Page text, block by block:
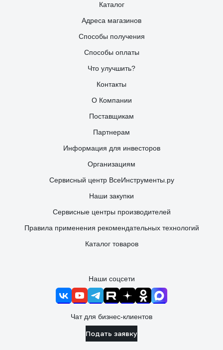
Каталог
Адреса магазинов
Способы получения
Способы оплаты
Что улучшить?
Контакты
О Компании
Поставщикам
Партнерам
Информация для инвесторов
Организациям
Сервисный центр ВсеИнструменты.ру
Наши закупки
Сервисные центры производителей
Правила применения рекомендательных технологий
Каталог товаров
Наши соцсети
Чат для бизнес-клиентов
Подать заявку